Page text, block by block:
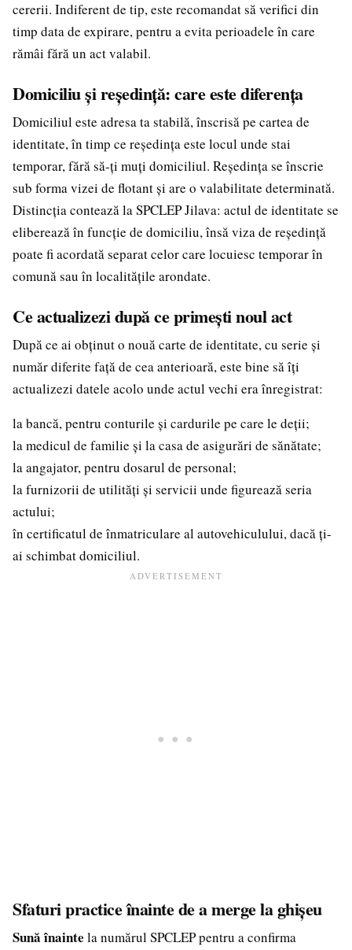
cererii. Indiferent de tip, este recomandat să verifici din
timp data de expirare, pentru a evita perioadele în care
rămâi fără un act valabil.
Domiciliu și reședință: care este diferența
Domiciliul este adresa ta stabilă, înscrisă pe cartea de
identitate, în timp ce reședința este locul unde stai
temporar, fără să-ți muți domiciliul. Reședința se înscrie
sub forma vizei de flotant și are o valabilitate determinată.
Distincția contează la SPCLEP Jilava: actul de identitate se
eliberează în funcție de domiciliu, însă viza de reședință
poate fi acordată separat celor care locuiesc temporar în
comună sau în localitățile arondate.
Ce actualizezi după ce primești noul act
După ce ai obținut o nouă carte de identitate, cu serie și
număr diferite față de cea anterioară, este bine să îți
actualizezi datele acolo unde actul vechi era înregistrat:
la bancă, pentru conturile și cardurile pe care le deții;
la medicul de familie și la casa de asigurări de sănătate;
la angajator, pentru dosarul de personal;
la furnizorii de utilități și servicii unde figurează seria
actului;
în certificatul de înmatriculare al autovehiculului, dacă ți-
ai schimbat domiciliul.
Sfaturi practice înainte de a merge la ghișeu
Sună înainte la numărul SPCLEP pentru a confirma